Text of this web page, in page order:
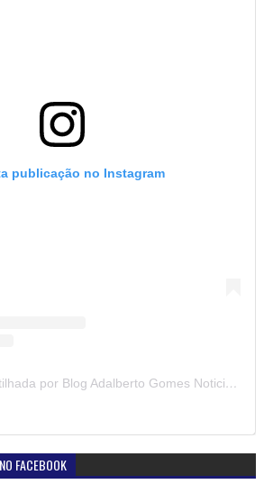
publicação no Instagram
Uma publicação partilhada por Blog Adalberto Gomes Noticias (@blogadalbertogomesnoticiass)
FACEBOOK